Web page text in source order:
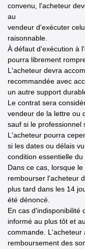
convenu, l'acheteur
au
vendeur d'exécuter
raisonnable.
À défaut d'exécution à
pourra librement
L'acheteur devra
recommandée avec
un autre support
Le contrat sera
vendeur de la lettre ou
sauf si le professionnel
L'acheteur pourra
si les dates ou délais
condition essentielle du
Dans ce cas, lorsque
rembourser l'acheteur
plus tard dans les 14
été dénoncé.
En cas d'indisponibilité
informé au plus tôt et
commande. L'acheteur
remboursement des